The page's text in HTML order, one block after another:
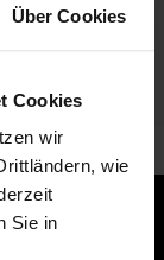
Über Cookies
Cookies
wir
wie
Sie in